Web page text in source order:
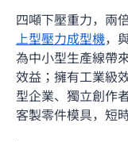
四噸下壓重力，兩
上型壓力成型機，
為中小型生產線帶
效益；擁有工業級
型企業、獨立創作
客製零件模具，短